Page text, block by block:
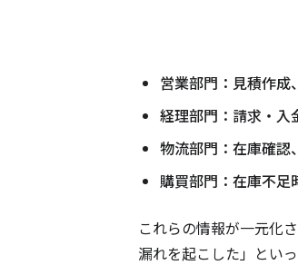
営業部門：見積作成
経理部門：請求・入
物流部門：在庫確認
購買部門：在庫不足
これらの情報が一元化
漏れを起こした」とい